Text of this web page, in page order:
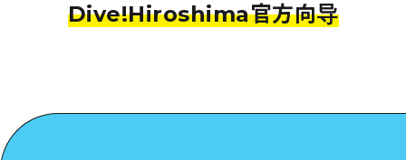
Dive!Hiroshima官方向导